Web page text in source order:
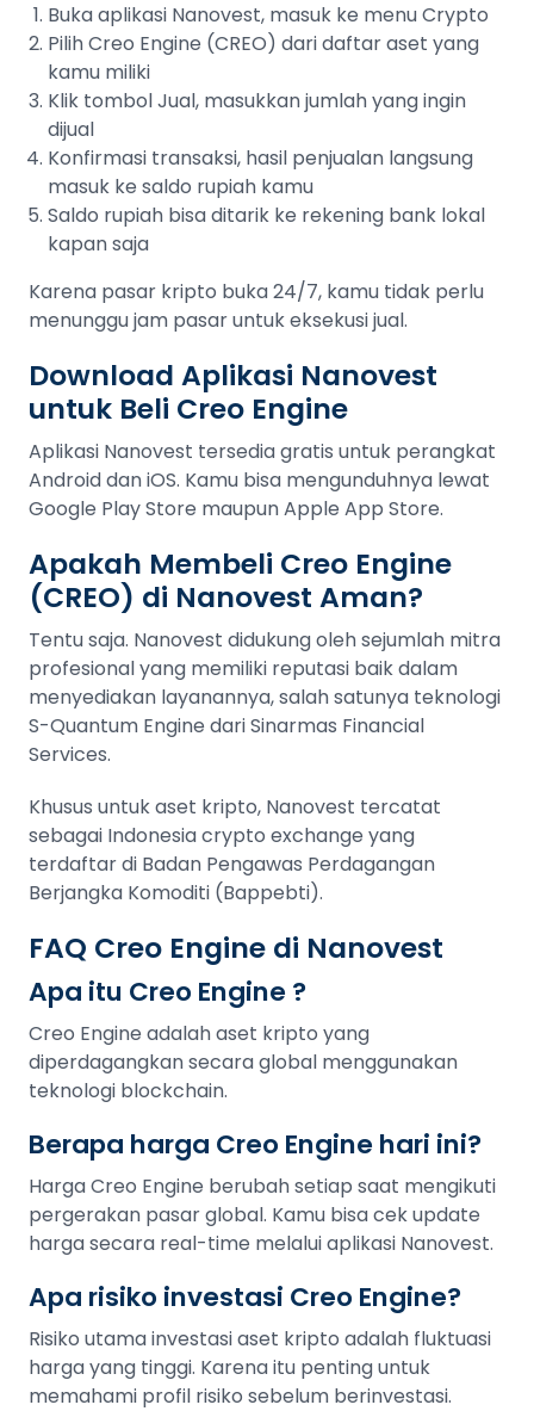
Buka aplikasi Nanovest, masuk ke menu Crypto
Pilih Creo Engine (CREO) dari daftar aset yang
kamu miliki
Klik tombol Jual, masukkan jumlah yang ingin
dijual
Konfirmasi transaksi, hasil penjualan langsung
masuk ke saldo rupiah kamu
Saldo rupiah bisa ditarik ke rekening bank lokal
kapan saja
Karena pasar kripto buka 24/7, kamu tidak perlu
menunggu jam pasar untuk eksekusi jual.
Download Aplikasi Nanovest
untuk Beli Creo Engine
Aplikasi Nanovest tersedia gratis untuk perangkat
Android dan iOS. Kamu bisa mengunduhnya lewat
Google Play Store maupun Apple App Store.
Apakah Membeli Creo Engine
(CREO) di Nanovest Aman?
Tentu saja. Nanovest didukung oleh sejumlah mitra
profesional yang memiliki reputasi baik dalam
menyediakan layanannya, salah satunya teknologi
S-Quantum Engine dari Sinarmas Financial
Services.
Khusus untuk aset kripto, Nanovest tercatat
sebagai Indonesia crypto exchange yang
terdaftar di Badan Pengawas Perdagangan
Berjangka Komoditi (Bappebti).
FAQ Creo Engine di Nanovest
Apa itu Creo Engine ?
Creo Engine adalah aset kripto yang
diperdagangkan secara global menggunakan
teknologi blockchain.
Berapa harga Creo Engine hari ini?
Harga Creo Engine berubah setiap saat mengikuti
pergerakan pasar global. Kamu bisa cek update
harga secara real-time melalui aplikasi Nanovest.
Apa risiko investasi Creo Engine?
Risiko utama investasi aset kripto adalah fluktuasi
harga yang tinggi. Karena itu penting untuk
memahami profil risiko sebelum berinvestasi.